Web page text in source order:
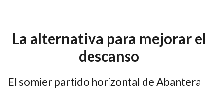
La alternativa para mejorar el
descanso
El somier partido horizontal de Abantera